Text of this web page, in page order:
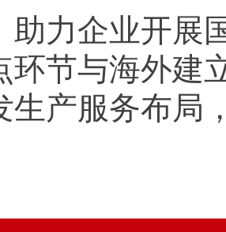
企业开展国
环节与海外建
生产服务布局